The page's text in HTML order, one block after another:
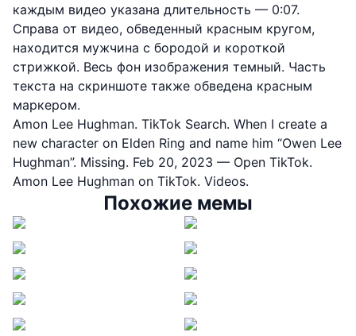
каждым видео указана длительность — 0:07.
Справа от видео, обведенный красным кругом,
находится мужчина с бородой и короткой
стрижкой. Весь фон изображения темный. Часть
текста на скриншоте также обведена красным
маркером.
Amon Lee Hughman. TikTok Search. When I create a
new character on Elden Ring and name him “Owen Lee
Hughman”. Missing. Feb 20, 2023 — Open TikTok.
Amon Lee Hughman on TikTok. Videos.
Похожие мемы